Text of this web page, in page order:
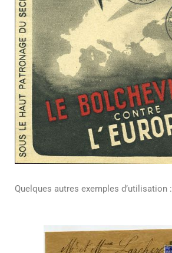
Quelques autres exemples d’utilisation :